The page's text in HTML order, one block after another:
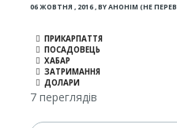
06 ЖОВТНЯ , 2016,BYАНОНІМ (НЕ
ПРИКАРПАТТЯ
ПОСАДОВЕЦЬ
ХАБАР
ЗАТРИМАННЯ
ДОЛАРИ
7 переглядів